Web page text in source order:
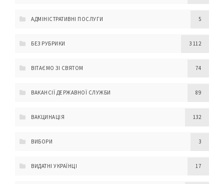
АДМІНІСТРАТИВНІ ПОСЛУГИ 5
БЕЗ РУБРИКИ 3 112
ВІТАЄМО ЗІ СВЯТОМ 74
ВАКАНСІЇ ДЕРЖАВНОЇ СЛУЖБИ 89
ВАКЦИНАЦІЯ 132
ВИБОРИ 3
ВИДАТНІ УКРАЇНЦІ 17